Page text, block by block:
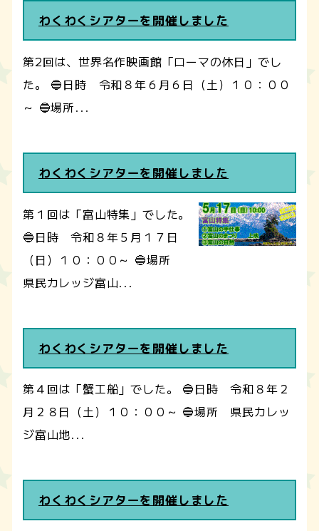
わくわくシアターを開催しました
第2回は、世界名作映画館「ローマの休日」でし
た。 🔵日時 令和８年６月６日（土）１０：００
～ 🔵場所...
わくわくシアターを開催しました
第１回は「富山特集」でした。
🔵日時 令和８年５月１７日
（日）１０：００～ 🔵場所
県民カレッジ富山...
わくわくシアターを開催しました
第４回は「蟹工船」でした。 🔵日時 令和８年２
月２８日（土）１０：００～ 🔵場所 県民カレッ
ジ富山地...
わくわくシアターを開催しました